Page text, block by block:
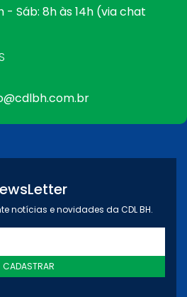
- Sáb: 8h às 14h (via chat
notícias e novidades da CDL BH.
CADASTRAR